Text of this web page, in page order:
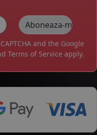
and the Google
Terms of Service apply.